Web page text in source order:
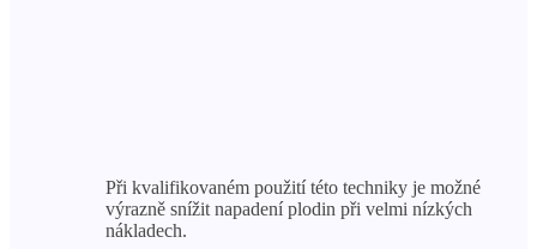
Při kvalifikovaném použití této techniky je možné
výrazně snížit napadení plodin při velmi nízkých
nákladech.